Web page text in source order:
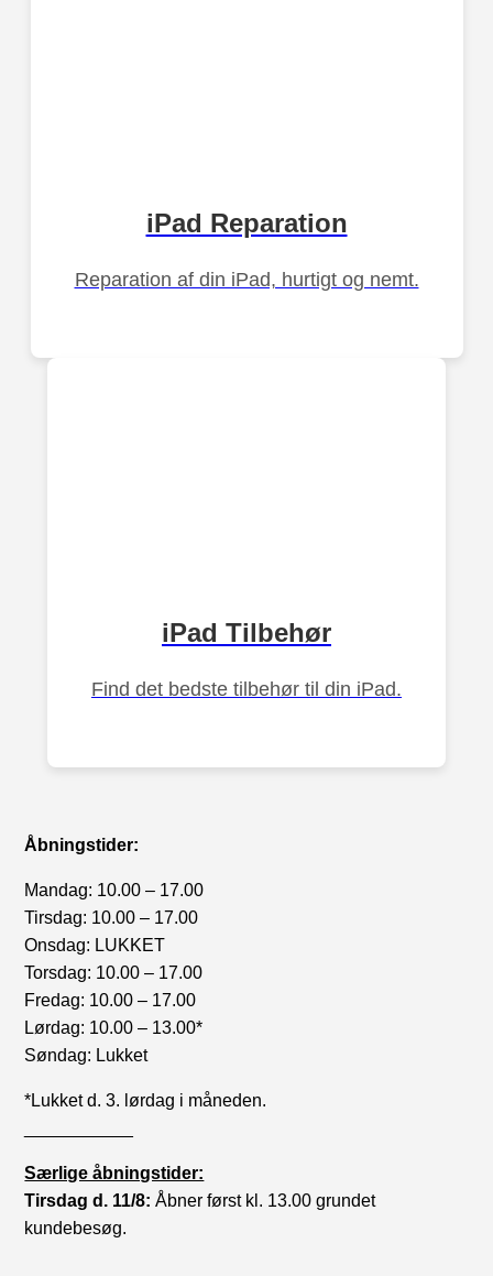
iPad Reparation
Reparation af din iPad, hurtigt og nemt.
iPad Tilbehør
Find det bedste tilbehør til din iPad.
Åbningstider:
Mandag: 10.00 – 17.00
Tirsdag: 10.00 – 17.00
Onsdag: LUKKET
Torsdag: 10.00 – 17.00
Fredag: 10.00 – 17.00
Lørdag: 10.00 – 13.00*
Søndag: Lukket
*Lukket d. 3. lørdag i måneden.
Særlige åbningstider:
Tirsdag d. 11/8: Åbner først kl. 13.00 grundet
kundebesøg.